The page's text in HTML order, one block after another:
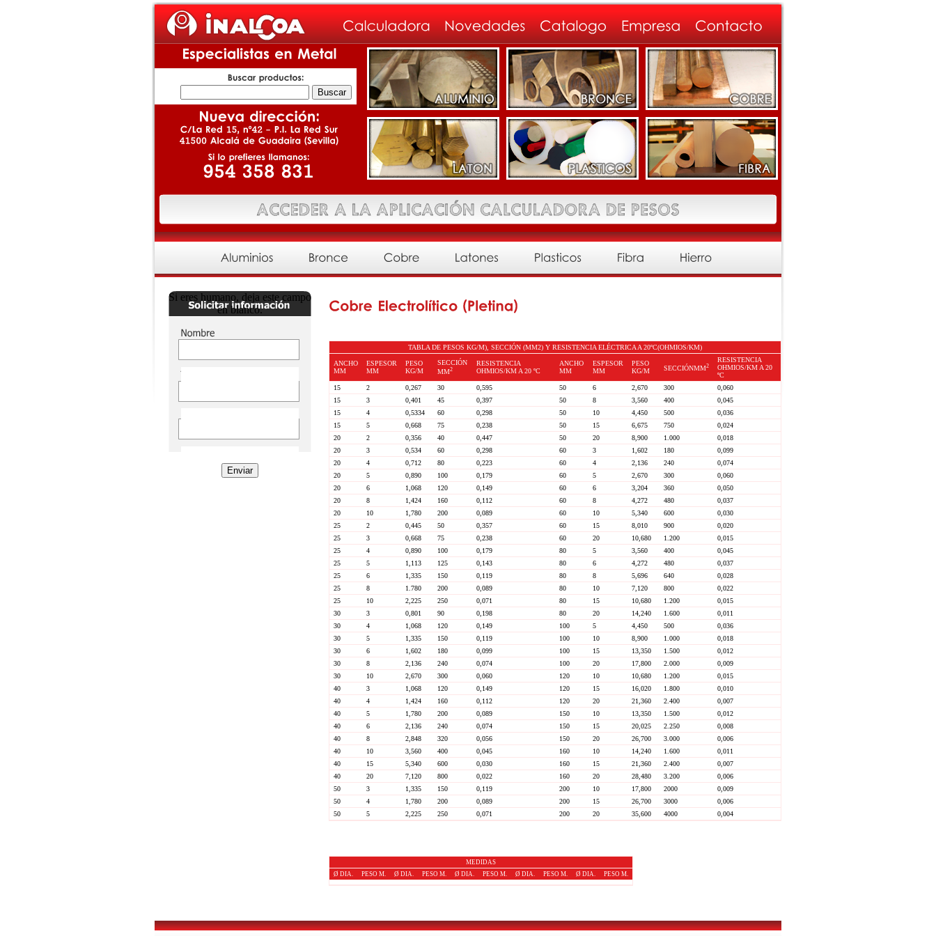
Si eres humano, deja este campo
en blanco.
TABLA DE PESOS KG/M), SECCIÓN (MM2) Y RESISTENCIA ELÉCTRICA A 20ºC(OHMIOS/KM)
ANCHO
MM
ESPESOR
MM
PESO
KG/M
SECCIÓN
MM2
RESISTENCIA
OHMIOS/KM A 20 ºC
ANCHO
MM
ESPESOR
MM
PESO
KG/M
SECCIÓNMM2
RESISTENCIA
OHMIOS/KM A 20
ºC
15
2 0,267 30 0,595 50 6 2,670 300
0,060
15
3 0,401 45 0,397 50 8 3,560 400
0,045
15
4 0,5334 60 0,298 50 10 4,450 500
0,036
15
5 0,668 75 0,238 50 15 6,675 750
0,024
20
2 0,356 40 0,447 50 20 8,900 1.000
0,018
20
3 0,534 60 0,298 60 3 1,602 180
0,099
20
4 0,712 80 0,223 60 4 2,136 240
0,074
20
5 0,890 100 0,179 60 5 2,670 300
0,060
20
6 1,068 120 0,149 60 6 3,204 360
0,050
20
8 1,424 160 0,112 60 8 4,272 480
0,037
20
10 1,780 200 0,089 60 10 5,340 600
0,030
25
2 0,445 50 0,357 60 15 8,010 900
0,020
25
3 0,668 75 0,238 60 20 10,680 1.200
0,015
25
4 0,890 100 0,179 80 5 3,560 400
0,045
25
5 1,113 125 0,143 80 6 4,272 480
0,037
25
6 1,335 150 0,119 80 8 5,696 640
0,028
25
8 1.780 200 0,089 80 10 7,120 800
0,022
25
10 2,225 250 0,071 80 15 10,680 1.200
0,015
30
3 0,801 90 0,198 80 20 14,240 1.600
0,011
30
4 1,068 120 0,149 100 5 4,450 500
0,036
30
5 1,335 150 0,119 100 10 8,900 1.000
0,018
30
6 1,602 180 0,099 100 15 13,350 1.500
0,012
30
8 2,136 240 0,074 100 20 17,800 2.000
0,009
30
10 2,670 300 0,060 120 10 10,680 1.200
0,015
40
3 1,068 120 0,149 120 15 16,020 1.800
0,010
40
4 1,424 160 0,112 120 20 21,360 2.400
0,007
40
5 1,780 200 0,089 150 10 13,350 1.500
0,012
40
6 2,136 240 0,074 150 15 20,025 2.250
0,008
40
8 2,848 320 0,056 150 20 26,700 3.000
0,006
40
10 3,560 400 0,045 160 10 14,240 1.600
0,011
40
15 5,340 600 0,030 160 15 21,360 2.400
0,007
40
20 7,120 800 0,022 160 20 28,480 3.200
0,006
50
3 1,335 150 0,119 200 10 17,800 2000
0,009
50
4 1,780 200 0,089 200 15 26,700 3000
0,006
50
5 2,225 250 0,071 200 20 35,600 4000 0,004
MEDIDAS
Ø DIA.
PESO M. Ø DIA. PESO M. Ø DIA. PESO M. Ø DIA. PESO M. Ø DIA. PESO M.